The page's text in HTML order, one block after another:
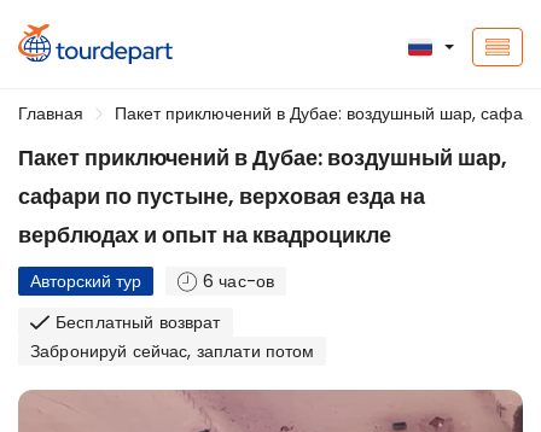
Главная Пакет приключений в Дубае: воздушный шар,
Пакет приключений в Дубае: воздушный шар,
сафари по пустыне, верховая езда на
верблюдах и опыт на квадроцикле
Авторский тур
6 час-ов
Бесплатный возврат
Забронируй сейчас, заплати потом